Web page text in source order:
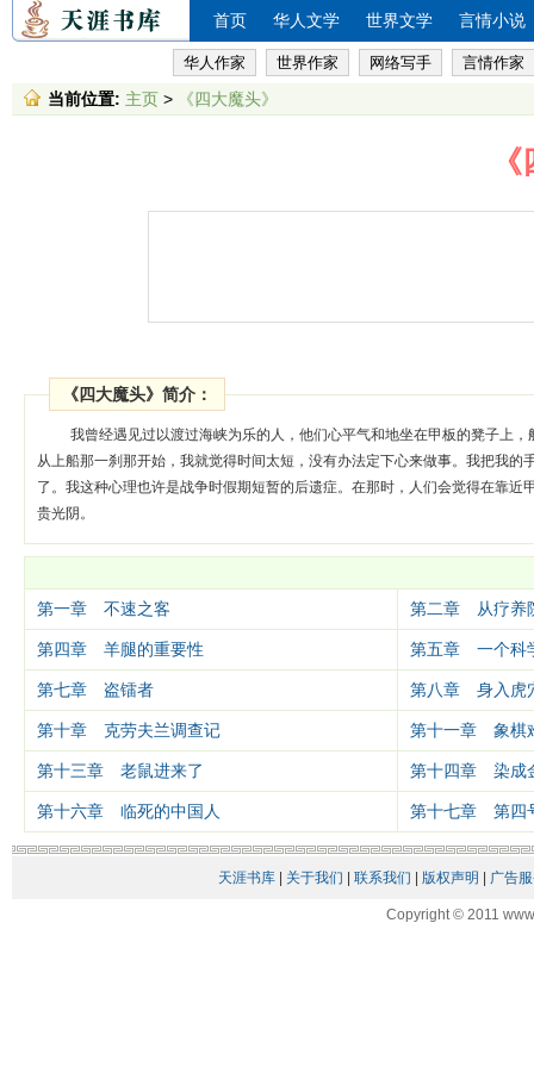
首页 华人文学 世界文学 言情小说
华人作家 世界作家 网络写手 言情作家
当前位置: 主页 > 《四大魔头》
《四大魔头》简介：
我曾经遇见过以渡过海峡为乐的人，他们心平气和地坐在甲板的凳子上
从上船那一刹那开始，我就觉得时间太短，没有办法定下心来做事。我把我
了。我这种心理也许是战争时假期短暂的后遗症。在那时，人们会觉得在靠
贵光阴。
第一章 不速之客 第二章 从疗养
第四章 羊腿的重要性 第五章 一个科
第七章 盗镭者 第八章 身入虎
第十章 克劳夫兰调查记 第十一章 象棋
第十三章 老鼠进来了 第十四章 染成
第十六章 临死的中国人 第十七章 第四
天涯书库| 关于我们 联系我们 版权声明 广告
Copyright © 2011